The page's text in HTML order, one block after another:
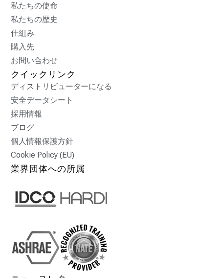
私たちの使命
私たちの歴史
仕組み
購入先
お問い合わせ
クイックリンク
ディストリビューターになる
安全データシート
採用情報
ブログ
個人情報保護方針
Cookie Policy (EU)
業界団体への所属